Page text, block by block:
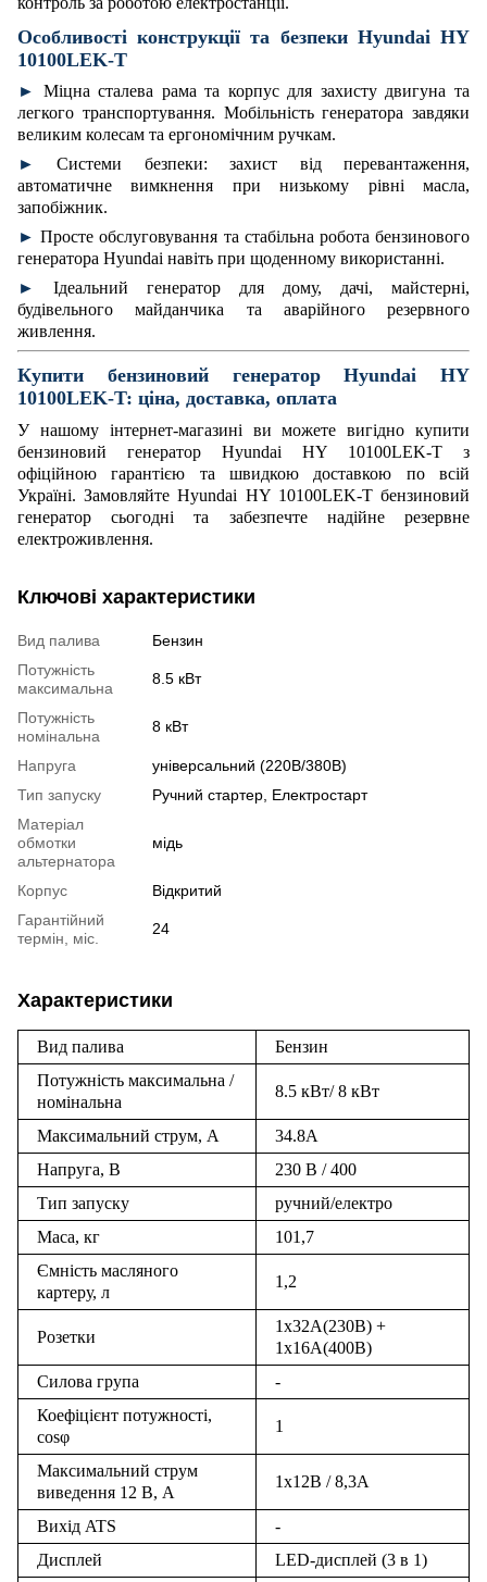
Особливості конструкції та безпеки Hyundai HY
10100LEK-T
► Міцна сталева рама та корпус для захисту двигуна та
легкого транспортування. Мобільність генератора завдяки
великим колесам та ергономічним ручкам.
►Системи безпеки: захист від перевантаження,
автоматичне вимкнення при низькому рівні масла,
запобіжник.
►Просте обслуговування та стабільна робота бензинового
генератора Hyundai навіть при щоденному використанні.
► Ідеальний генератор для дому, дачі, майстерні,
будівельного майданчика та аварійного резервного
живлення.
Купити бензиновий генераторHyundai HY
10100LEK-T: ціна, доставка, оплата
У нашому інтернет-магазині ви можете вигідно купити
бензиновий генератор Hyundai HY 10100LEK-T з
офіційною гарантією та швидкою доставкою по всій
Україні. Замовляйте Hyundai HY 10100LEK-T бензиновий
генератор сьогодні та забезпечте надійне резервне
електроживлення.
Ключові характеристики
Вид палива
Бензин
Потужність
максимальна
8.5 кВт
Потужність
номінальна
8 кВт
Напруга
універсальний (220В/380В)
Тип запуску
Ручний стартер, Електростарт
Матеріал
обмотки
альтернатора
мідь
Корпус
Відкритий
Гарантійний
термін, міс.
24
Характеристики
Вид палива
Бензин
Потужність максимальна /
номінальна
8.5 кВт/ 8 кВт
Максимальний струм, А
34.8А
Напруга, В
230 В / 400
Тип запуску
ручний/електро
Маса, кг
101,7
Ємність масляного
картеру, л
1,2
Розетки
1x32А(230В) +
1x16А(400В)
Силова група
-
Коефіцієнт потужності,
cosφ
1
Максимальний струм
виведення 12 В, А
1x12В / 8,3А
Вихід ATS
-
Дисплей
LED-дисплей (3 в 1)